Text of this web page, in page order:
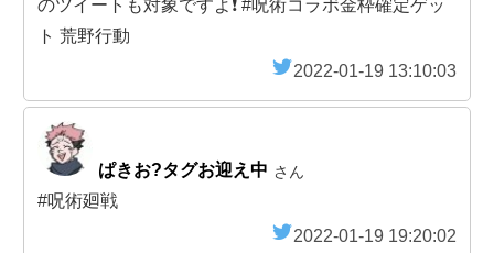
のツイートも対象ですよ❗️ #呪術コラボ金枠確定ゲッ
ト 荒野行動
2022-01-19 13:10:03
ぱきお?タグお迎え中 さん
#呪術廻戦
2022-01-19 19:20:02